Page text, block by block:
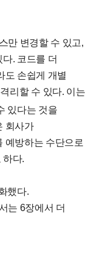
만 변경할 수 있고,
. 코드를 더
도 손쉽게 개별
리할 수 있다. 이는
있다는 것을
회사가
예방하는 수단으로
하다.
했다.
는 6장에서 더